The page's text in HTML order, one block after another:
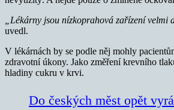
„Lékárny jsou nízkoprahová zařízení velmi
uvedl.
V lékárnách by se podle něj mohly
zdravotní úkony. Jako změření krevního
hladiny cukru v krvi.
Do českých měst opět